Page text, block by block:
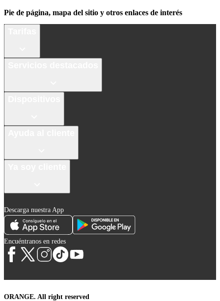
Pie de página, mapa del sitio y otros enlaces de interés
Descarga nuestra App
Encuéntranos en redes
ORANGE. All right reserved